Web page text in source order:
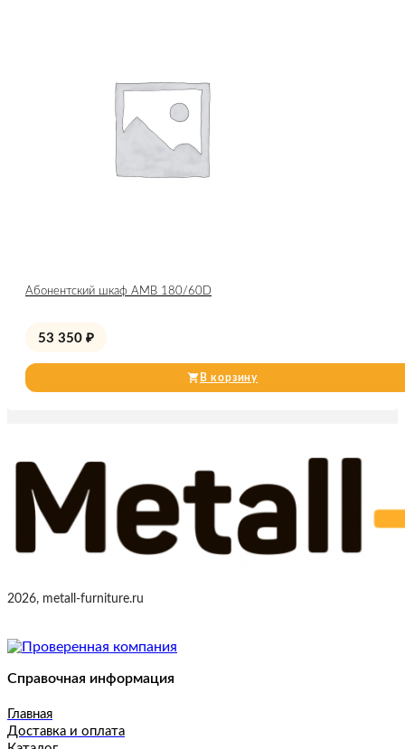
Абонентский шкаф AMB 180/60D
53 350 ₽
В корзину
2026, metall-furniture.ru
Справочная информация
Главная
Доставка и оплата